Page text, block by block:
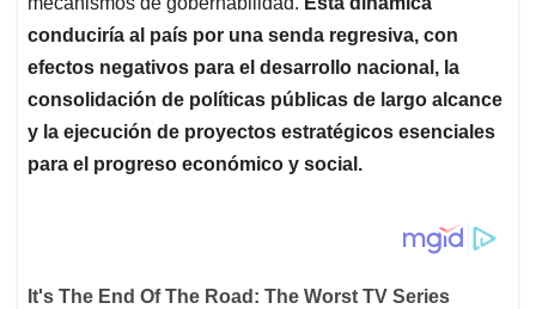
conduciría al país por una senda regresiva, con
efectos negativos para el desarrollo nacional, la
consolidación de políticas públicas de largo alcance
y la ejecución de proyectos estratégicos esenciales
para el progreso económico y social.